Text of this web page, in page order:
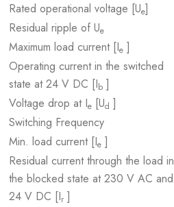
Rated operational voltage [Ue]
Residual ripple of Ue
Maximum load current [Ie ]
Operating current in the switched
state at 24 V DC [Ib ]
Voltage drop at Ie [Ud ]
Switching Frequency
Min. load current [Ie ]
Residual current through the load in
the blocked state at 230 V AC and
24 V DC [Ir ]